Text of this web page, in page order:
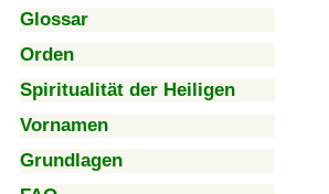
Glossar
Orden
Spiritualität der Heiligen
Vornamen
Grundlagen